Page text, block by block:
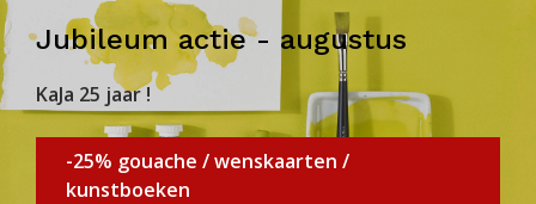
Jubileum actie - augustus
KaJa 25 jaar !
-25% gouache / wenskaarten /
kunstboeken